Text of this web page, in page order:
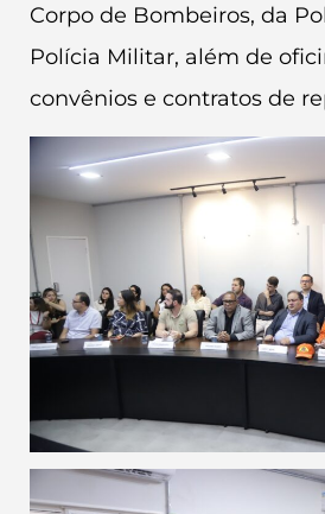
Corpo de Bombeiros, da
Polícia Militar, além de
convênios e contratos de